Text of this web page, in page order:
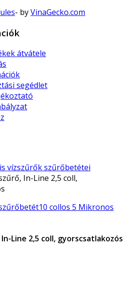
- byVinaGecko.com
átvátele
segédlet
vízszűrők szűrőbetétei
In-Line 2,5 coll,
10 collos 5 Mikronos
Line 2,5 coll, gyorscsatlakozós